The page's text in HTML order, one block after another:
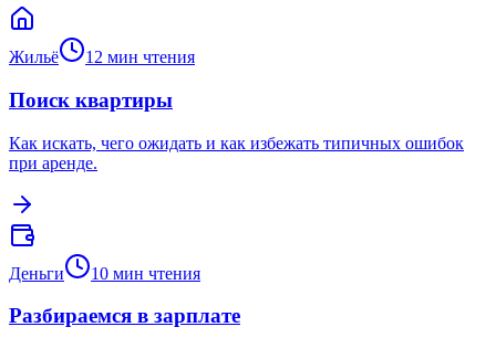
Жильё 12 мин чтения
Поиск квартиры
Как искать, чего ожидать и как избежать типичных ошибок
при аренде.
Деньги 10 мин чтения
Разбираемся в зарплате